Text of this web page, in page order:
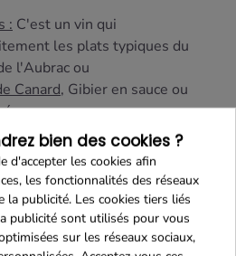
: C'est un vin qui
les plats typiques du
l'Aubrac ou
Canard, Gibier en sauce ou
.
bien des cookies ?
d'accepter les cookies afin
les fonctionnalités des réseaux
la publicité. Les cookies tiers liés
publicité sont utilisés pour vous
sur les réseaux sociaux,